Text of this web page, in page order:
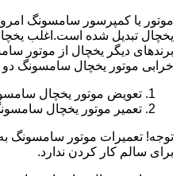
موتور یا کمپرسور سامسونگ
یخچال تبدیل شده است.اغلب
برندهای دیگر یخچال از موتور
خرابی موتور یخچال سامسونگ دو
تعویض موتور یخچال
تعمیر موتور یخچال
توجه! تعمیرات موتور سامسونگ
برای سالم کار کردن ندارد.